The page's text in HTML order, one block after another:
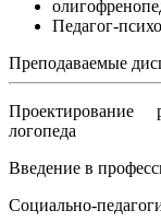
Педагог-
Преподаваемые
Проектирование
логопеда
Введение в
Социально-